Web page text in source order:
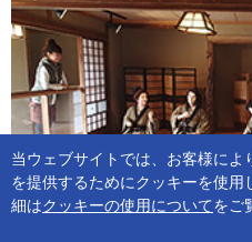
当ウェブサイトでは、お客様によ
を提供するためにクッキーを使用
細はクッキーの使用についてをご